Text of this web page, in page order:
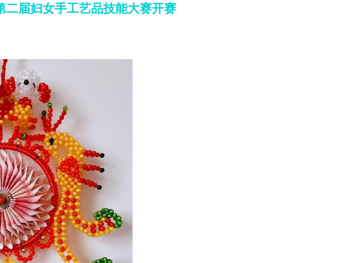
届妇女手工艺品技能大赛开赛